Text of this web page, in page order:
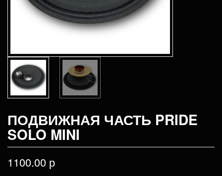
ПОДВИЖНАЯ ЧАСТЬ PRIDE
SOLO MINI
1100.00 р